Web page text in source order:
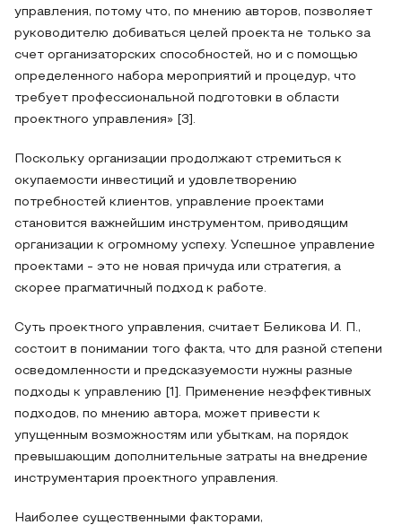
управления, потому что, по мнению авторов, позволяет
руководителю добиваться целей проекта не только за
счет организаторских способностей, но и с помощью
определенного набора мероприятий и процедур, что
требует профессиональной подготовки в области
проектного управления» [3].
Поскольку организации продолжают стремиться к
окупаемости инвестиций и удовлетворению
потребностей клиентов, управление проектами
становится важнейшим инструментом, приводящим
организации к огромному успеху. Успешное управление
проектами - это не новая причуда или стратегия, а
скорее прагматичный подход к работе.
Суть проектного управления, считает Беликова И. П.,
состоит в понимании того факта, что для разной степени
осведомленности и предсказуемости нужны разные
подходы к управлению [1]. Применение неэффективных
подходов, по мнению автора, может привести к
упущенным возможностям или убыткам, на порядок
превышающим дополнительные затраты на внедрение
инструментария проектного управления.
Наиболее существенными факторами,